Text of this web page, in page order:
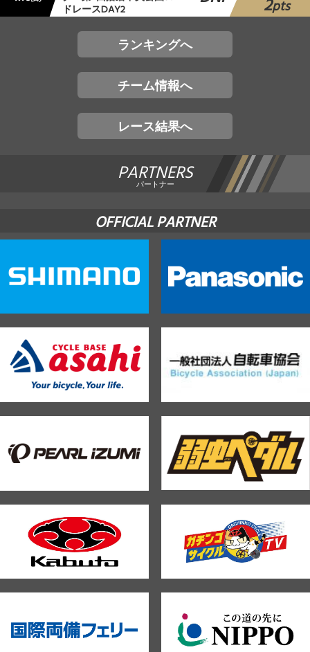
ドレースDAY2 2pts
ランキングへ
チーム情報へ
レース結果へ
PARTNERS
パートナー
OFFICIAL PARTNER